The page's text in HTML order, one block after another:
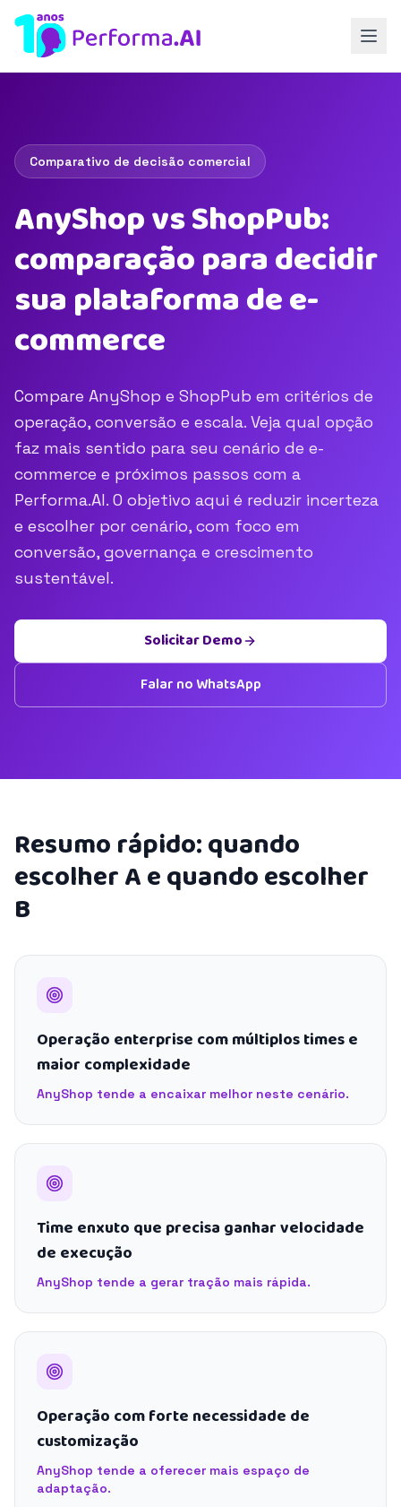
Comparativo de decisão comercial
AnyShop vs ShopPub:
comparação para decidir
sua plataforma de e-
commerce
Compare AnyShop e ShopPub em critérios de
operação, conversão e escala. Veja qual opção
faz mais sentido para seu cenário de e-
commerce e próximos passos com a
Performa.AI. O objetivo aqui é reduzir incerteza
e escolher por cenário, com foco em
conversão, governança e crescimento
sustentável.
Solicitar Demo
Falar no WhatsApp
Resumo rápido: quando
escolher A e quando escolher
B
Operação enterprise com múltiplos times e
maior complexidade
AnyShop tende a encaixar melhor neste cenário.
Time enxuto que precisa ganhar velocidade
de execução
AnyShop tende a gerar tração mais rápida.
Operação com forte necessidade de
customização
AnyShop tende a oferecer mais espaço de
adaptação.